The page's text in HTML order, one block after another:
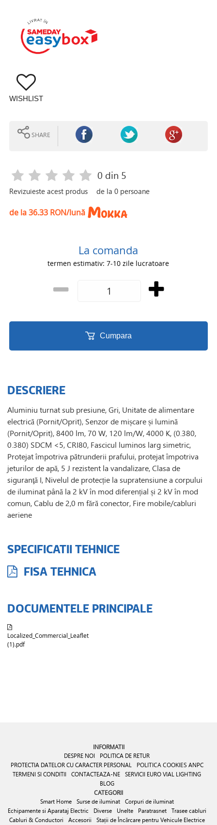
WISHLIST
SHARE
Revizuieste acest produs
0 din 5
de la0 persoane
de la 36.33 RON/lună
La comanda
termen estimativ: 7-10 zile lucratoare
Cumpara
DESCRIERE
Aluminiu turnat sub presiune, Gri, Unitate de alimentare
electrică (Pornit/Oprit), Senzor de mișcare și lumină
(Pornit/Oprit), 8400 lm, 70 W, 120 lm/W, 4000 K, (0.380,
0.380) SDCM <5, CRI80, Fascicul luminos larg simetric,
Protejat împotriva pătrunderii prafului, protejat împotriva
jeturilor de apă, 5 J rezistent la vandalizare, Clasa de
siguranţă I, Nivelul de protecție la supratensiune a corpului
de iluminat până la 2 kV în mod diferențial și 2 kV în mod
comun, Cablu de 2,0 m fără conector, Fire mobile/cabluri
aeriene
SPECIFICATII TEHNICE
FISA TEHNICA
DOCUMENTELE PRINCIPALE
Localized_Commercial_Leaflet
(1).pdf
INFORMATII
DESPRE NOI
POLITICA DE RETUR
PROTECTIA DATELOR CU CARACTER PERSONAL
POLITICA COOKIES ANPC
TERMENI SI CONDITII
CONTACTEAZA-NE SERVICII EURO VIAL LIGHTING
BLOG
CATEGORII
Smart Home Surse de iluminat
Corpuri de iluminat
Echipamente si Aparataj Electric
Diverse Unelte Paratrasnet
Trasee cabluri
Cabluri & Conductori
Accesorii Stații de Încărcare pentru Vehicule Electrice